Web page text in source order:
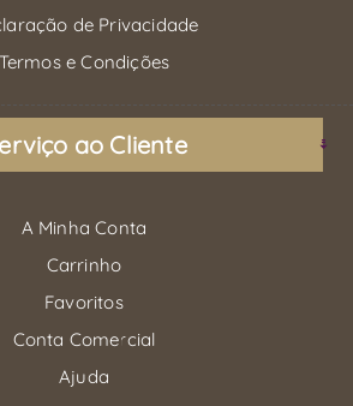
de Privacidade
Termos e Condições
ao Cliente
A Minha Conta
Carrinho
Favoritos
Conta Comercial
Ajuda